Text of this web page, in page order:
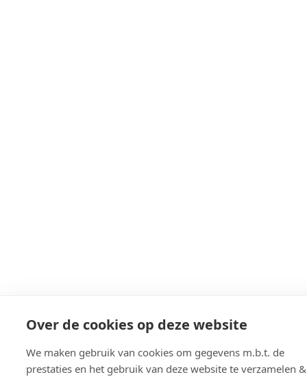
Over de cookies op deze website
We maken gebruik van cookies om gegevens m.b.t. de
prestaties en het gebruik van deze website te verzamelen &